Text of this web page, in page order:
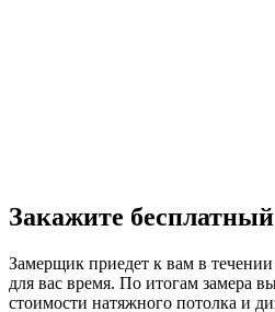
Закажите
Замерщик приедет к вам в
для вас время. По итогам замера
стоимости натяжного потолка и